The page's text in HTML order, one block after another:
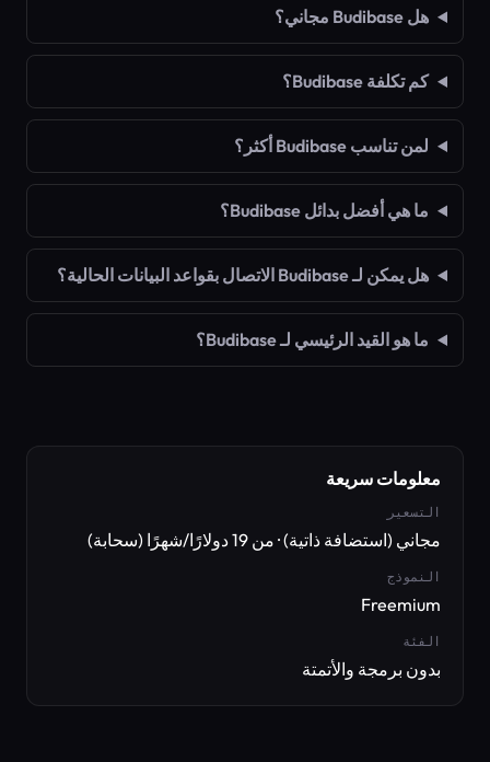
هل Budibase مجاني؟
كم تكلفة Budibase؟
لمن تناسب Budibase أكثر؟
ما هي أفضل بدائل Budibase؟
هل يمكن لـ Budibase الاتصال بقواعد البيانات الحالية؟
ما هو القيد الرئيسي لـ Budibase؟
معلومات سريعة
التسعير
مجاني (استضافة ذاتية) · من 19 دولارًا/شهرًا (سحابة)
النموذج
Freemium
الفئة
بدون برمجة والأتمتة